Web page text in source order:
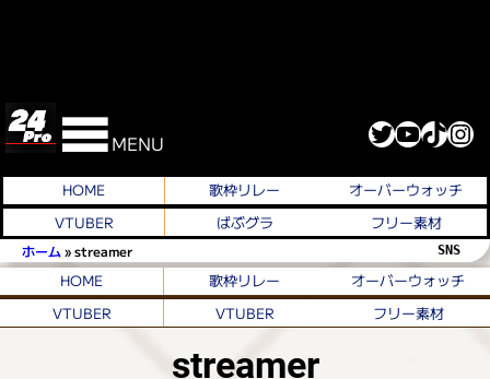
MENU Twitter YouTube TikTok Instagram
HOME 歌枠リレー
オーバーウォッチ
VTUBER
ばぶグラ フリー素材
ホーム »streamer SNS
HOME 歌枠リレー
オーバーウォッチ
VTUBER
VTUBER フリー素材
streamer